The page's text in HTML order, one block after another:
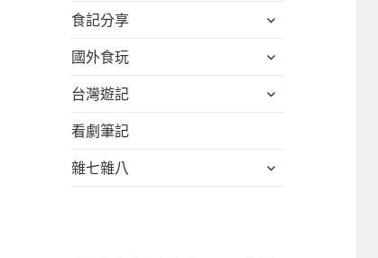
食記分享
展
子
單
國外食玩
展
子
台灣遊記
展
單
看劇筆記
雜七雜八
展